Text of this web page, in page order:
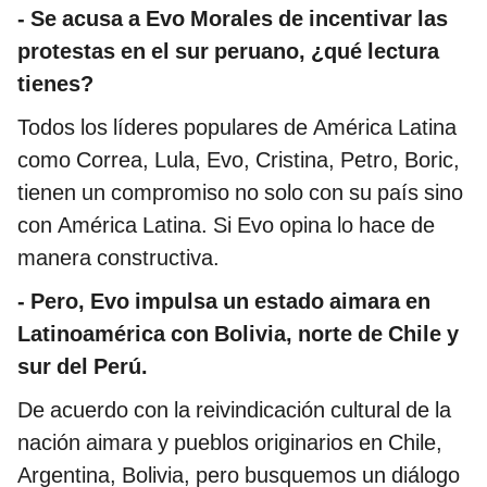
- Se acusa a Evo Morales de incentivar las
protestas en el sur peruano, ¿qué lectura
tienes?
Todos los líderes populares de América Latina
como Correa, Lula, Evo, Cristina, Petro, Boric,
tienen un compromiso no solo con su país sino
con América Latina. Si Evo opina lo hace de
manera constructiva.
- Pero, Evo impulsa un estado aimara en
Latinoamérica con Bolivia, norte de Chile y
sur del Perú.
De acuerdo con la reivindicación cultural de la
nación aimara y pueblos originarios en Chile,
Argentina, Bolivia, pero busquemos un diálogo